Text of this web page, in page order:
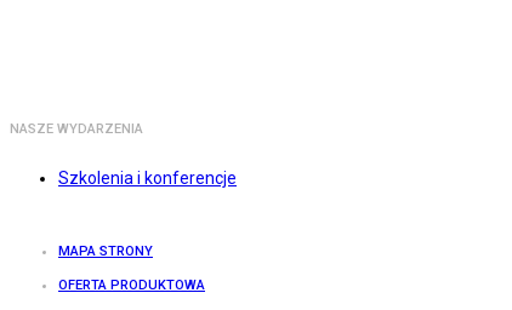
NASZE WYDARZENIA
Szkolenia i konferencje
MAPA STRONY
OFERTA PRODUKTOWA